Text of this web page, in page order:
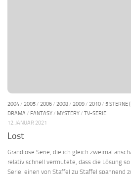
2004/ 2005/ 2006/ 2008/ 2009/ 2010/ 5 STERNE
DRAMA / FANTASY/ MYSTERY/ TV-SERIE
12. JANUAR 2021
Lost
Grandiose Serie, die ich gleich zweimal
relativ schnell vermutete, dass die Lösung
Serie, einen von Staffel zu Staffel spannend